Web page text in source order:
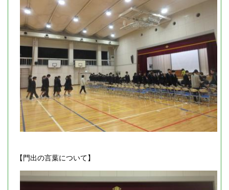
【門出の言葉について】